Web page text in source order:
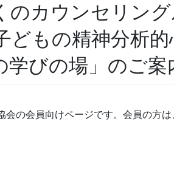
のカウンセリン
もの精神分析的
びの場」のご案
の会員向けページです。会員の方は